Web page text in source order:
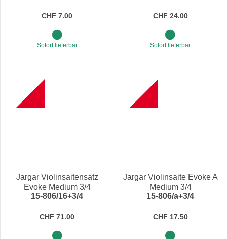
CHF 7.00
Sofort lieferbar
CHF 24.00
Sofort lieferbar
Jargar Violinsaitensatz
Evoke Medium 3/4
15-806/16+3/4
CHF 71.00
Jargar Violinsaite Evoke A
Medium 3/4
15-806/a+3/4
CHF 17.50